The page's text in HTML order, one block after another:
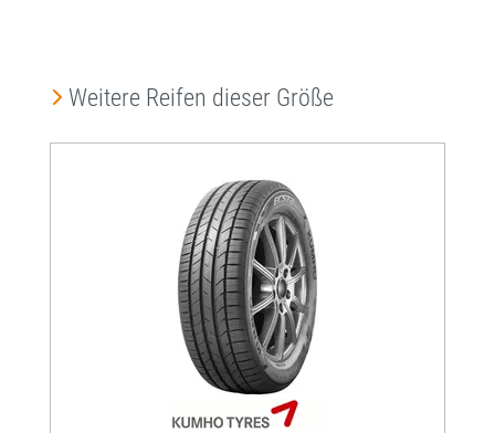
Produktgalerie überspringen
Weitere Reifen dieser Größe